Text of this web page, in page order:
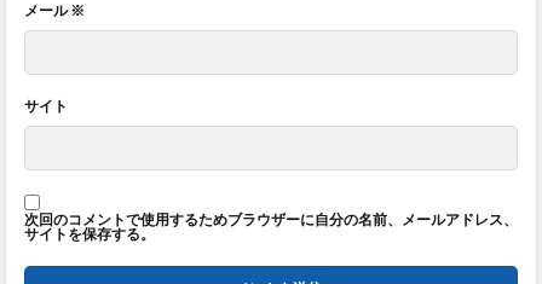
メール※
サイト
次回のコメントで使用するためブラウザーに自分の名前、メールアドレス、
サイトを保存する。